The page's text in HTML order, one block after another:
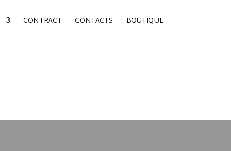
CONTRACT CONTACTS BOUTIQUE